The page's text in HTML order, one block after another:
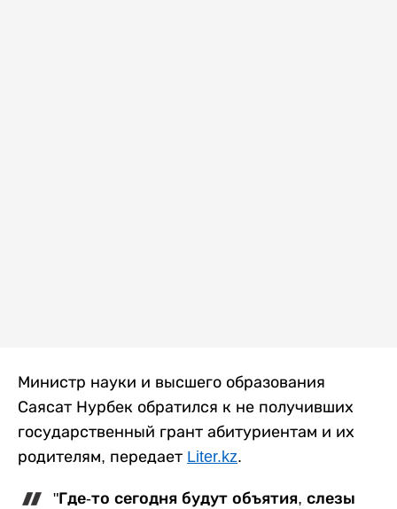
Министр науки и высшего образования
Саясат Нурбек обратился к не получивших
государственный грант абитуриентам и их
родителям, передает Liter.kz.
"Где-то сегодня будут объятия, слезы